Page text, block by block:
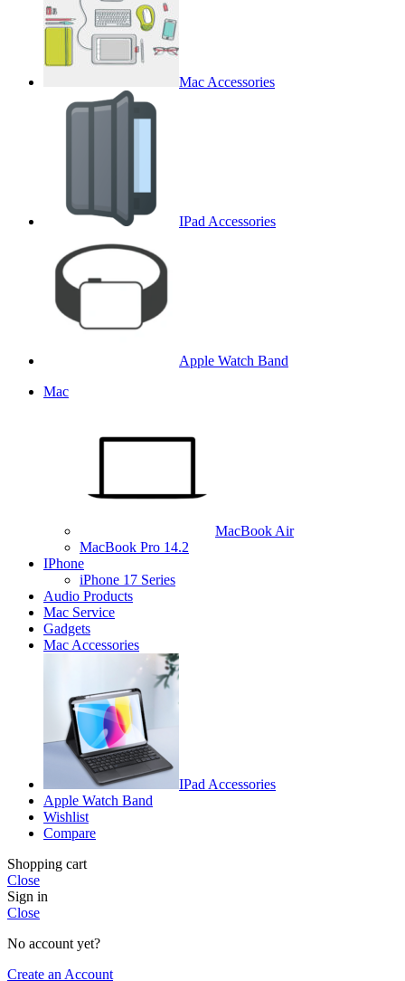
Mac Accessories
IPad Accessories
Apple Watch Band
Mac
MacBook Air
MacBook Pro 14.2
IPhone
iPhone 17 Series
Audio Products
Mac Service
Gadgets
Mac Accessories
IPad Accessories
Apple Watch Band
Wishlist
Compare
Shopping cart
Close
Sign in
Close
No account yet?
Create an Account